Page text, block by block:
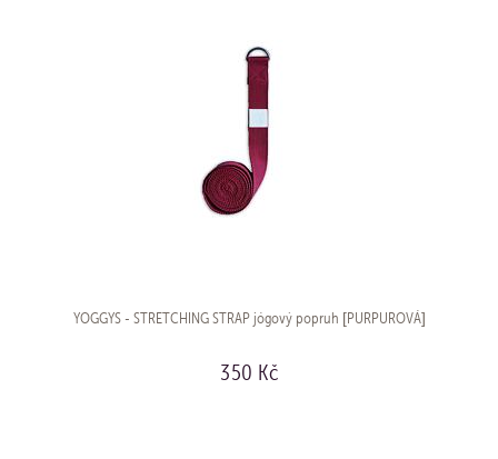
YOGGYS - STRETCHING STRAP jógový popruh [PURPUROVÁ]
350 Kč